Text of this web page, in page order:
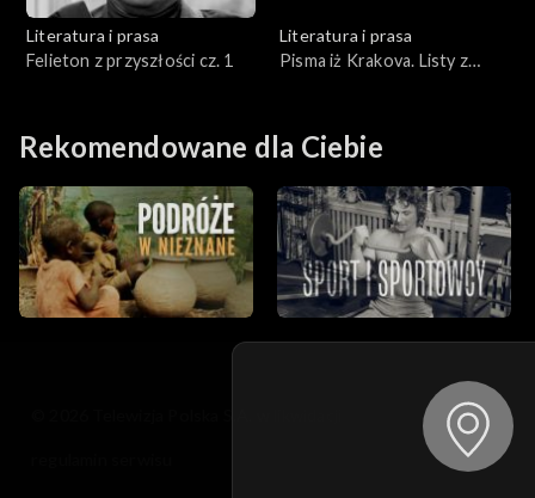
Literatura i prasa
Felieton z przyszłości cz. 1
Literatura i prasa
Pisma iż Krakova. Listy z
Rekomendowane dla Ciebie